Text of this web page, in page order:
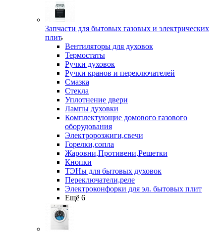
Запчасти для бытовых газовых и электрических
плит
Вентиляторы для духовок
Термостаты
Ручки духовок
Ручки кранов и переключателей
Смазка
Стекла
Уплотнение двери
Лампы духовки
Комплектующие домового газового
оборудования
Электророзжиги,свечи
Горелки,сопла
Жаровни,Противени,Решетки
Кнопки
ТЭНы для бытовых духовок
Переключатели,реле
Электроконфорки для эл. бытовых плит
Ещё 6